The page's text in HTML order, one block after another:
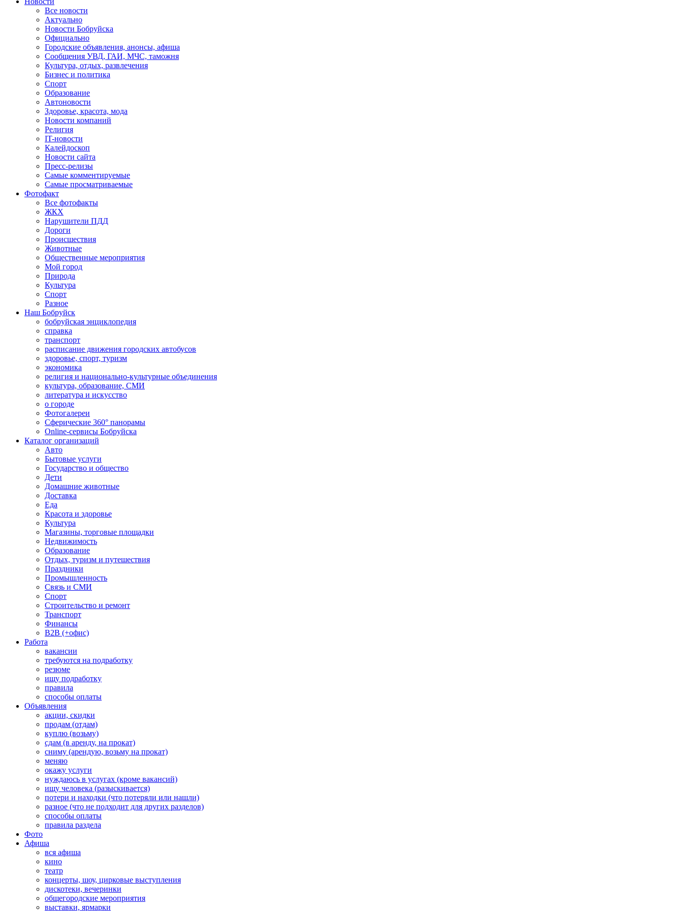
Все новости
Актуально
Новости Бобруйска
Официально
Городские объявления, анонсы, афиша
Сообщения УВД, ГАИ, МЧС, таможня
Культура, отдых, развлечения
Бизнес и политика
Спорт
Образование
Автоновости
Здоровье, красота, мода
Новости компаний
Религия
IT-новости
Калейдоскоп
Новости сайта
Пресс-релизы
Самые комментируемые
Самые просматриваемые
Фотофакт
Все фотофакты
ЖКХ
Нарушители ПДД
Дороги
Происшествия
Животные
Общественные мероприятия
Мой город
Природа
Культура
Спорт
Разное
Наш Бобруйск
бобруйская энциклопедия
справка
транспорт
расписание движения городских автобусов
здоровье, спорт, туризм
экономика
религия и национально-культурные объединения
культура, образование, СМИ
литература и искусство
о городе
Фотогалереи
Сферические 360° панорамы
Online-сервисы Бобруйска
Каталог организаций
Авто
Бытовые услуги
Государство и общество
Дети
Домашние животные
Доставка
Еда
Красота и здоровье
Культура
Магазины, торговые площадки
Недвижимость
Образование
Отдых, туризм и путешествия
Праздники
Промышленность
Связь и СМИ
Спорт
Строительство и ремонт
Транспорт
Финансы
B2B (+офис)
Работа
вакансии
требуются на подработку
резюме
ищу подработку
правила
способы оплаты
Объявления
акции, скидки
продам (отдам)
куплю (возьму)
сдам (в аренду, на прокат)
сниму (арендую, возьму на прокат)
меняю
окажу услуги
нуждаюсь в услугах (кроме вакансий)
ищу человека (разыскивается)
потери и находки (что потеряли или нашли)
разное (что не подходит для других разделов)
способы оплаты
правила раздела
Фото
Афиша
вся афиша
кино
театр
концерты, шоу, цирковые выступления
дискотеки, вечеринки
общегородские мероприятия
выставки, ярмарки